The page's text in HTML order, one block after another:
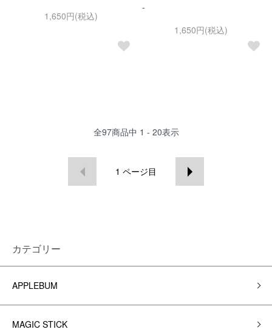
1,650円(税込)
-
1,650円(税込)
全97商品中 1 - 20表示
1 ページ目
カテゴリー
APPLEBUM
MAGIC STICK